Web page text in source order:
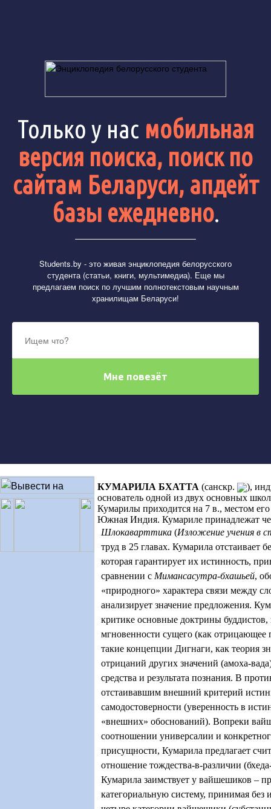
Только у нас мобильная
версия поиска, поиск по
сайтам Беларуси, апдейт
базы ежедневно.
Students.by - это живая энциклопедия белорусского
студента (статьи, книги, мультимедиа). Еще мы
предлагаем поиск по лучшим полнотекстовым научным
хранилищам Беларуси!
КУМАРИЛА БХАТТА (санскр. ),
основатель одной из двух основных
Кумарилы приходится на 7 в., местом
Южная Индия. Кумариле принадлежат
Шлокаварттика (Изложение учения в
труд в 25 главах. Кумарила отстаивает
которая гарантирует их истинность,
сравнении с Мимансасутра-бхашьей,
«природного» характера связи между
анализирует значение предложения.
критике основные доктрины буддистов,
мгновенности сущего (как отрицающее
такие концепции Дигнаги, как теория
отрицаний других значений (амоха-
средства и результата познания. В
отстаивавшим внешний критерий
самодостоверности (уверенность в
«внешних» обоснований). Вопреки
соотношении универсалии и
присущности, Кумарила предлагает
отношение тождества-в-различии
Кумарила заимствует у вайшешиков –
категориальную систему, принимая без